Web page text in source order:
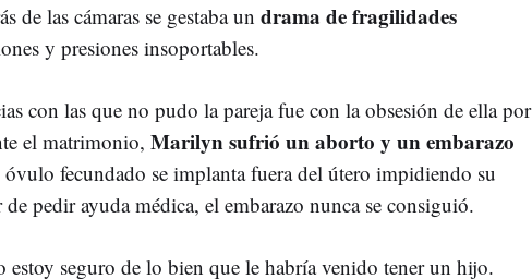
de las cámaras se gestaba un drama de fragilidades
y presiones insoportables.
con las que no pudo la pareja fue con la obsesión de ella por
el matrimonio, Marilyn sufrió un aborto y un embarazo
fecundado se implanta fuera del útero impidiendo su
pedir ayuda médica, el embarazo nunca se consiguió.
seguro de lo bien que le habría venido tener un hijo.